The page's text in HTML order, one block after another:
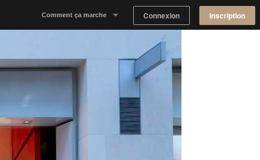
Comment ça marche
Tableau de Bord Propriétaire
Connexion Inscription